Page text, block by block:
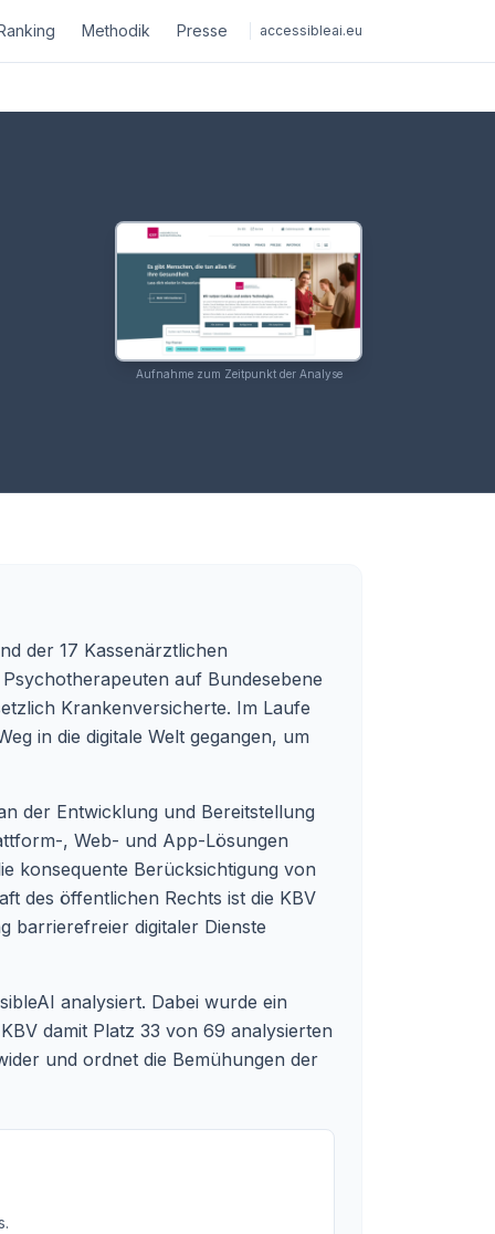
Methodik Presse accessibleai.eu
Aufnahme zum Zeitpunkt der Analyse
der 17 Kassenärztlichen
auf Bundesebene
Krankenversicherte. Im Laufe
in die digitale Welt gegangen, um
der Entwicklung und Bereitstellung
, Web- und App-Lösungen
konsequente Berücksichtigung von
des öffentlichen Rechts ist die KBV
barrierefreier digitaler Dienste
analysiert. Dabei wurde ein
damit Platz 33 von 69 analysierten
und ordnet die Bemühungen der
.